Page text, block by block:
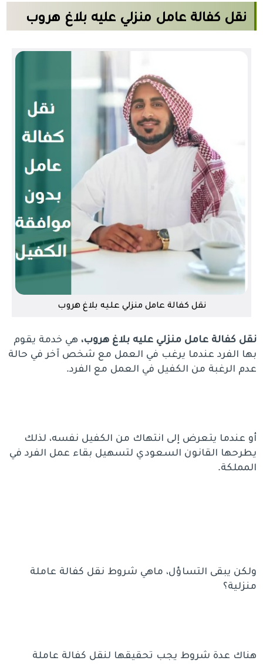
نقل كفالة عامل منزلي عليه بلاغ هروب
نقل كفالة عامل منزلي عليه بلاغ هروب
نقل كفالة عامل منزلي عليه بلاغ هروب، هي خدمة يقوم
بها الفرد عندما يرغب في العمل مع شخص آخر في حالة
عدم الرغبة من الكفيل في العمل مع الفرد.
أو عندما يتعرض إلى انتهاك من الكفيل نفسه، لذلك
يطرحها القانون السعودي لتسهيل بقاء عمل الفرد في
المملكة.
ولكن يبقى التساؤل، ماهي شروط نقل كفالة عاملة
منزلية؟
هناك عدة شروط يجب تحقيقها لنقل كفالة عاملة